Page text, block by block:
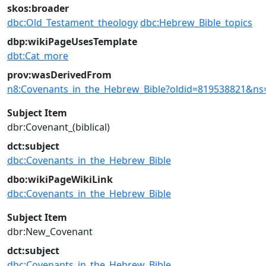
skos:broader
dbc:Old_Testament_theologydbc:Hebrew_Bible_topics
dbp:wikiPageUsesTemplate
dbt:Cat_more
prov:wasDerivedFrom
Subject Item
dbr:Covenant_(biblical)
dct:subject
dbc:Covenants_in_the_Hebrew_Bible
dbo:wikiPageWikiLink
dbc:Covenants_in_the_Hebrew_Bible
Subject Item
dbr:New_Covenant
dct:subject